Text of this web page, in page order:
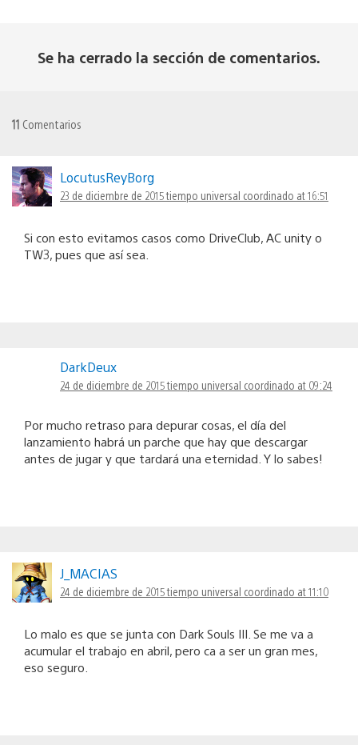
Se ha cerrado la sección de comentarios.
11 Comentarios
LocutusReyBorg
23 de diciembre de 2015 tiempo universal coordinado at 16:51
Si con esto evitamos casos como DriveClub, AC unity o
TW3, pues que así sea.
DarkDeux
24 de diciembre de 2015 tiempo universal coordinado at 09:24
Por mucho retraso para depurar cosas, el día del
lanzamiento habrá un parche que hay que descargar
antes de jugar y que tardará una eternidad. Y lo sabes!
J_MACIAS
24 de diciembre de 2015 tiempo universal coordinado at 11:10
Lo malo es que se junta con Dark Souls III. Se me va a
acumular el trabajo en abril, pero ca a ser un gran mes,
eso seguro.